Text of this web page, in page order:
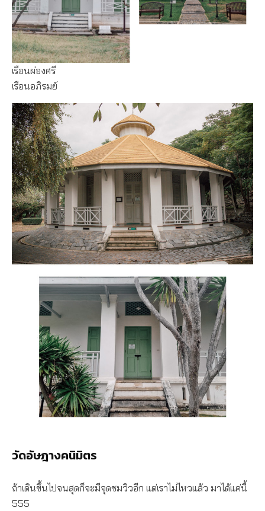
เรือนผ่องศรี
เรือนอภิรมย์
วัดอัษฎางคนิมิตร
ถ้าเดินขึ้นไปจนสุดก็จะมีจุดชมวิวอีก แต่เราไม่ไหวแล้ว มาได้แค่นี้
555